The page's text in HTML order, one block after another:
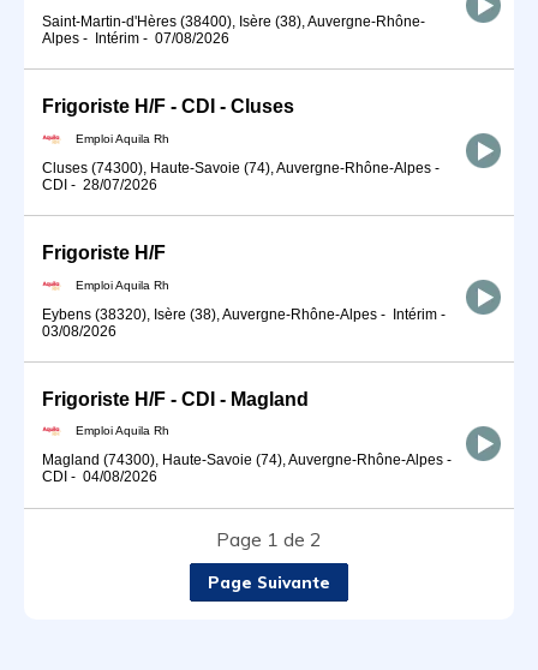
Saint-Martin-d'Hères (38400), Isère (38), Auvergne-Rhône-
Alpes - Intérim - 07/08/2026
Frigoriste H/F - CDI - Cluses
Emploi Aquila Rh
Cluses (74300), Haute-Savoie (74), Auvergne-Rhône-Alpes -
CDI - 28/07/2026
Frigoriste H/F
Emploi Aquila Rh
Eybens (38320), Isère (38), Auvergne-Rhône-Alpes - Intérim -
03/08/2026
Frigoriste H/F - CDI - Magland
Emploi Aquila Rh
Magland (74300), Haute-Savoie (74), Auvergne-Rhône-Alpes -
CDI - 04/08/2026
Page 1 de 2
Page Suivante